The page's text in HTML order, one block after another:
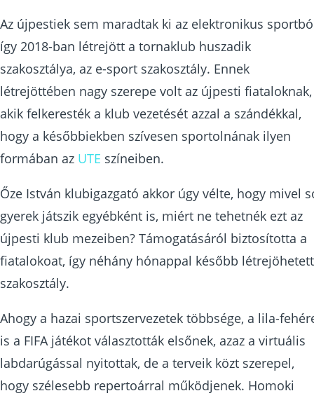
Az újpestiek sem maradtak ki az elektronikus
így 2018-ban létrejött a tornaklub huszadik
szakosztálya, az e-sport szakosztály. Ennek
létrejöttében nagy szerepe volt az újpesti fiataloknak,
akik felkeresték a klub vezetését azzal a szándékkal,
hogy a későbbiekben szívesen sportolnának ilyen
formában az UTE színeiben.
Őze István klubigazgató akkor úgy vélte, hogy mivel
gyerek játszik egyébként is, miért ne tehetnék ezt az
újpesti klub mezeiben? Támogatásáról biztosította a
fiatalokoat, így néhány hónappal később
szakosztály.
Ahogy a hazai sportszervezetek többsége, a lila-
is a FIFA játékot választották elsőnek, azaz a virtuális
labdarúgással nyitottak, de a terveik közt szerepel,
hogy szélesebb repertoárral működjenek. Homoki